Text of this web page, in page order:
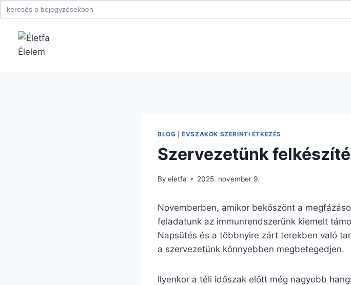
Search
for:
content
BLOG |ÉVSZAKOK SZERINTI ÉTKEZÉS
Szervezetünk
By eletfa 2025. november 9.
Novemberben, amikor beköszönt a
feladatunk az immunrendszerünk kiemelt
Napsütés és a többnyire zárt terekben való
a szervezetünk könnyebben megbetegedjen.
Ilyenkor a téli időszak előtt még nagyobb